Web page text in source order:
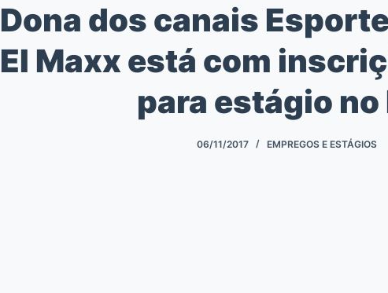
Dona dos canais
EI Maxx está com
para estágio no
06/11/2017 EMPREGOS E ESTÁGIOS